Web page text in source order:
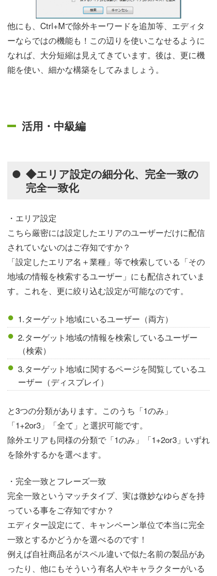
他にも、Ctrl+Mで除外キーワードを追加等、エディタ
ーならではの機能も！この辺りを使いこなせるように
なれば、大分短縮は見えてきています。後は、更に機
能を使い、細かな構築をしてみましょう。
活用・中級編
◆エリア設定の細分化、 完全一致の
完全一致化
・エリア設定
こちら厳密には設定したエリアのユーザーだけに配信
されていないのはご存知ですか？
「設定したエリア名＋業種」等で検索している「その
地域の情報を検索するユーザー」にも配信されていま
す。これを、更に絞り込む設定が可能なのです。
1.ターゲット地域にいるユーザー（両方）
2.ターゲット地域の情報を検索しているユーザー
（検索）
3.ターゲット地域に関するページを閲覧しているユ
ーザー（ディスプレイ）
と3つの分類があります。このうち「1のみ」
「1+2or3」「全て」と選択可能です。
除外エリアも同様の分類で「1のみ」「1+2or3」いずれ
を除外するかを選べます。
・完全一致とフレーズ一致
完全一致というマッチタイプ、実は微妙なゆらぎを持
っている事をご存知ですか？
エディター設定にて、キャンペーン単位で本当に完全
一致とするかどうかを選べるのです！
例えば自社商品名がスペル違いで似た名前の製品があ
ったり、他にもそういう有名人やキャラクターがいる